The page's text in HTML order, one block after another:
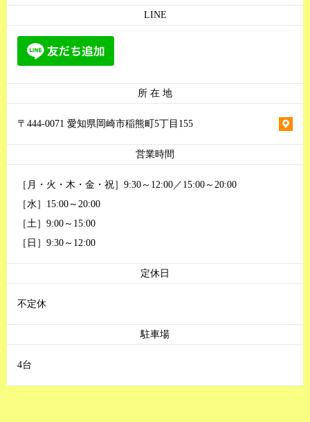
LINE
所 在 地
〒444-0071 愛知県岡崎市稲熊町5丁目155
営業時間
［月・火・木・金・祝］9:30～12:00／15:00～20:00
［水］15:00～20:00
［土］9:00～15:00
［日］9:30～12:00
定休日
不定休
駐車場
4台